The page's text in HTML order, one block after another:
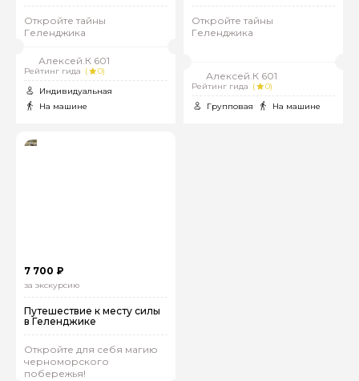
Откройте тайны
Геленджика
Алексей.К 601
Рейтинг гида (
0)
Индивидуальная
На машине
Откройте тайны
Геленджика
Алексей.К 601
Рейтинг гида (
0)
Групповая
На машине
7 700 ₽
за экскурсию
Путешествие к месту силы
в Геленджике
Откройте для себя магию
черноморского
побережья!